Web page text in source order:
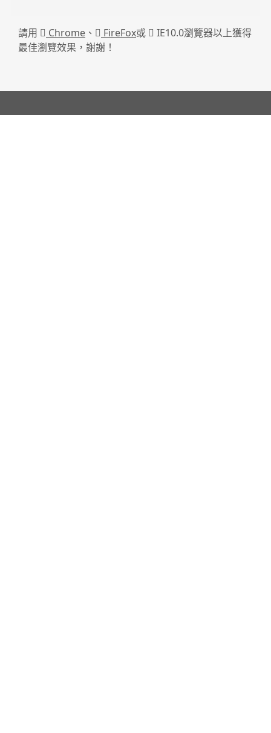
請用 Chrome 、 FireFox或
IE10.0瀏覽器以上獲得
最佳瀏覽效果，謝謝！